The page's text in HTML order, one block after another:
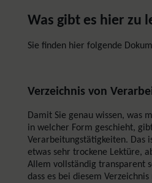
Was gibt es hier zu
Sie finden hier folgende
Verzeichnis von
Damit Sie genau wissen, was
in welcher Form geschieht,
Verarbeitungstätigkeiten. Das
etwas sehr trockene Lektüre,
Allem vollständig transparent
dass es bei diesem